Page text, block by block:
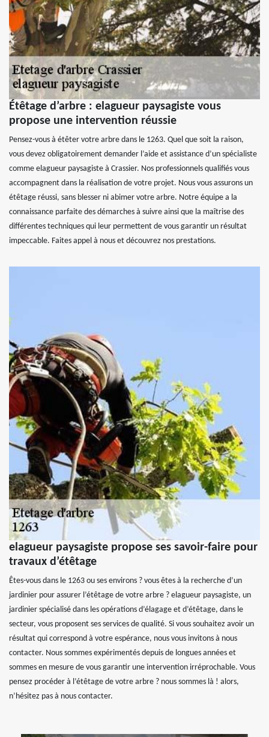
Étêtage d’arbre : elagueur paysagiste vous
propose une intervention réussie
Pensez-vous à étêter votre arbre dans le 1263. Quel que soit la raison,
vous devez obligatoirement demander l’aide et assistance d’un spécialiste
comme elagueur paysagiste à Crassier. Nos professionnels qualifiés vous
accompagnent dans la réalisation de votre projet. Nous vous assurons un
étêtage réussi, sans blesser ni abimer votre arbre. Notre équipe a la
connaissance parfaite des démarches à suivre ainsi que la maîtrise des
différentes techniques qui leur permettent de vous garantir un résultat
impeccable. Faites appel à nous et découvrez nos prestations.
elagueur paysagiste propose ses savoir-faire pour
travaux d’étêtage
Êtes-vous dans le 1263 ou ses environs ? vous êtes à la recherche d’un
jardinier pour assurer l’étêtage de votre arbre ? elagueur paysagiste, un
jardinier spécialisé dans les opérations d’élagage et d’étêtage, dans le
secteur, vous proposent ses services de qualité. Si vous souhaitez avoir un
résultat qui correspond à votre espérance, nous vous invitons à nous
contacter. Nous sommes expérimentés depuis de longues années et
sommes en mesure de vous garantir une intervention irréprochable. Vous
pensez procéder à l’étêtage de votre arbre ? nous sommes là ! alors,
n’hésitez pas à nous contacter.